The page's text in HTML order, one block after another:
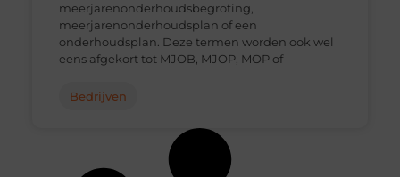
meerjarenonderhoudsbegroting,
meerjarenonderhoudsplan of een
onderhoudsplan. Deze termen worden ook wel
eens afgekort tot MJOB, MJOP, MOP of
Bedrijven